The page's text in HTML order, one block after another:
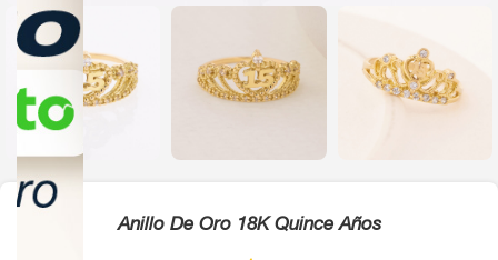
Anillo De Oro 18K Quince Años